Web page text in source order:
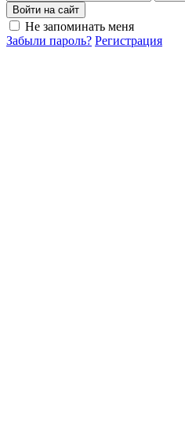
Войти на сайт
Не запоминать меня
Забыли пароль? Регистрация